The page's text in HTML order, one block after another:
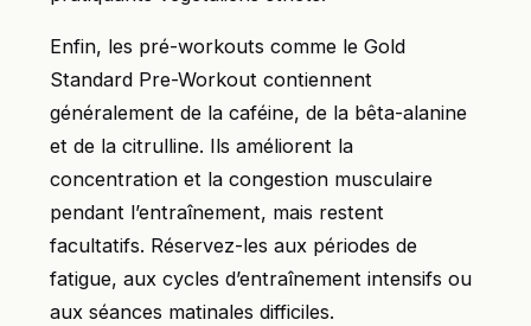
Enfin, les pré-workouts comme le Gold
Standard Pre-Workout contiennent
généralement de la caféine, de la bêta-alanine
et de la citrulline. Ils améliorent la
concentration et la congestion musculaire
pendant l’entraînement, mais restent
facultatifs. Réservez-les aux périodes de
fatigue, aux cycles d’entraînement intensifs ou
aux séances matinales difficiles.